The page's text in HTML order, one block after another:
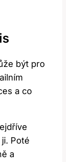
být pro
a co
Poté
a